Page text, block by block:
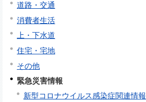
道路・交通
消費者生活
上・下水道
住宅・宅地
その他
緊急災害情報
新型コロナウイルス感染症関連情報